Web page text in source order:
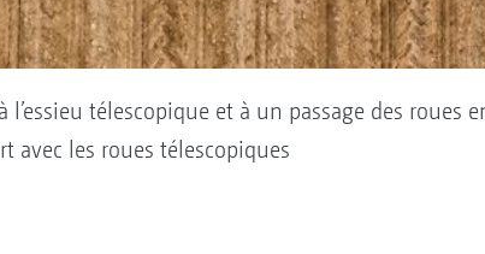
l’essieu télescopique et à un passage des roues
avec les roues télescopiques